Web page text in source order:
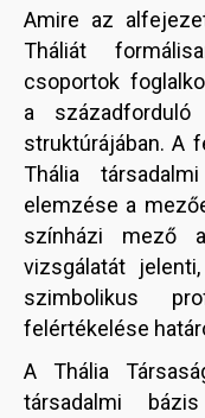
Amire az
Tháliát
csoportok
a századforduló
struktúrájában. A
Thália
elemzése a
színházi mező
vizsgálatát
szimbolikus
felértékelése
A Thália
társadalmi